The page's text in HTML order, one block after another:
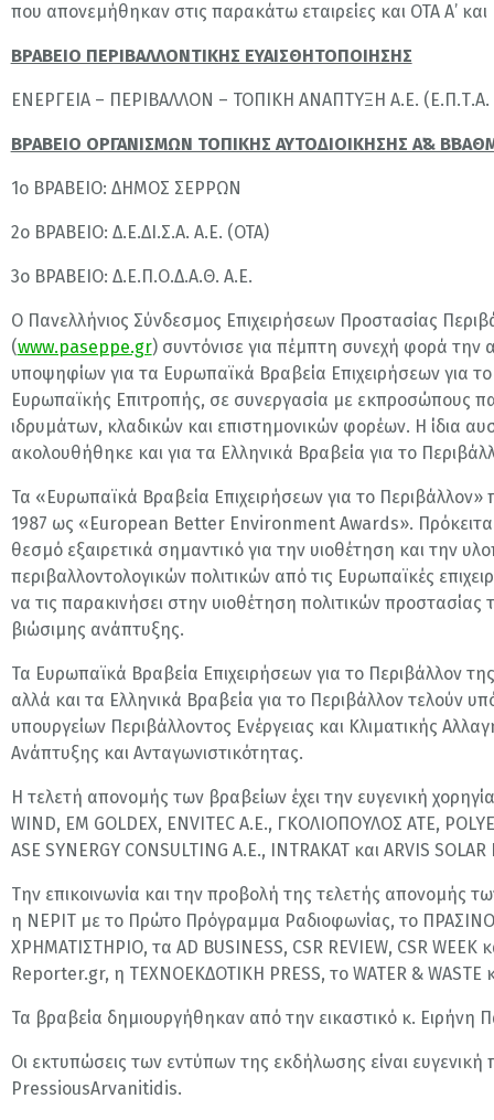
που απονεμήθηκαν στις παρακάτω εταιρείες και ΟΤΑ Α’
ΒΡΑΒΕΙΟ ΠΕΡΙΒΑΛΛΟΝΤΙΚΗΣ ΕΥΑΙΣΘΗΤΟΠΟΙΗΣΗΣ
ΕΝΕΡΓΕΙΑ – ΠΕΡΙΒΑΛΛΟΝ – ΤΟΠΙΚΗ ΑΝΑΠΤΥΞΗ Α.Ε. (Ε.Π.Τ.Α.
ΒΡΑΒΕΙΟ ΟΡΓΑΝΙΣΜΩΝ ΤΟΠΙΚΗΣ ΑΥΤΟΔΙΟΙΚΗΣΗΣ Α΄&
1ο ΒΡΑΒΕΙΟ: ΔΗΜΟΣ ΣΕΡΡΩΝ
2ο ΒΡΑΒΕΙΟ: Δ.Ε.ΔΙ.Σ.Α. Α.Ε. (ΟΤΑ)
3ο ΒΡΑΒΕΙΟ: Δ.Ε.Π.Ο.Δ.Α.Θ. Α.Ε.
Ο Πανελλήνιος Σύνδεσμος Επιχειρήσεων Προστασίας
(www.paseppe.gr) συντόνισε για πέμπτη συνεχή φορά την
υποψηφίων για τα Ευρωπαϊκά Βραβεία Επιχειρήσεων για
Ευρωπαϊκής Επιτροπής, σε συνεργασία με εκπροσώπους
ιδρυμάτων, κλαδικών και επιστημονικών φορέων. Η ίδια
ακολουθήθηκε και για τα Ελληνικά Βραβεία για το
Τα «Ευρωπαϊκά Βραβεία Επιχειρήσεων για το
1987 ως «European Better Environment Awards».
θεσμό εξαιρετικά σημαντικό για την υιοθέτηση και την
περιβαλλοντολογικών πολιτικών από τις Ευρωπαϊκές
να τις παρακινήσει στην υιοθέτηση πολιτικών προστασίας
βιώσιμης ανάπτυξης.
Τα Ευρωπαϊκά Βραβεία Επιχειρήσεων για το Περιβάλλον
αλλά και τα Ελληνικά Βραβεία για το Περιβάλλον τελούν
υπουργείων Περιβάλλοντος Ενέργειας και Κλιματικής
Ανάπτυξης και Ανταγωνιστικότητας.
Η τελετή απονομής των βραβείων έχει την ευγενική
WIND, EM GOLDEX, ΕΝVITEC A.E., ΓΚΟΛΙΟΠΟΥΛΟΣ ΑΤΕ,
ASE SYNERGY CONSULTING Α.Ε., INTRAKAT και ARVIS
Την επικοινωνία και την προβολή της τελετής απονομής
η ΝΕΡΙΤ με το Πρώτο Πρόγραμμα Ραδιοφωνίας, το ΠΡΑΣΙΝΟ
ΧΡΗΜΑΤΙΣΤΗΡΙΟ, τα AD BUSINESS, CSR REVIEW, CSR WEEK
Reporter.gr, η ΤΕΧΝΟΕΚΔΟΤΙΚΗ PRESS, το WATER & WASTE
Τα βραβεία δημιουργήθηκαν από την εικαστικό κ. Ειρήνη
Οι εκτυπώσεις των εντύπων της εκδήλωσης είναι
PressiousArvanitidis.